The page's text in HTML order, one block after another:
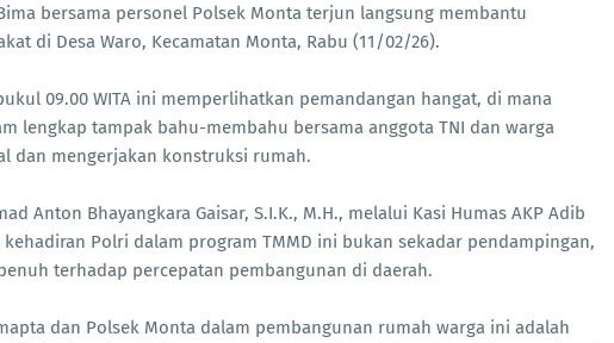
bersama personel Polsek Monta terjun langsung membantu
di Desa Waro, Kecamatan Monta, Rabu (11/02/26).
09.00 WITA ini memperlihatkan pemandangan hangat, di mana
lengkap tampak bahu-membahu bersama anggota TNI dan warga
dan mengerjakan konstruksi rumah.
Anton Bhayangkara Gaisar, S.I.K., M.H., melalui Kasi Humas AKP Adib
Polri dalam program TMMD ini bukan sekadar pendampingan,
terhadap percepatan pembangunan di daerah.
dan Polsek Monta dalam pembangunan rumah warga ini adalah